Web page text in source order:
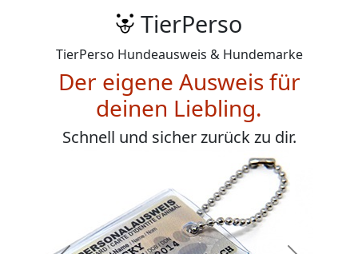
TierPerso
TierPerso Hundeausweis & Hundemarke
Der eigene Ausweis für
deinen Liebling.
Schnell und sicher zurück zu dir.